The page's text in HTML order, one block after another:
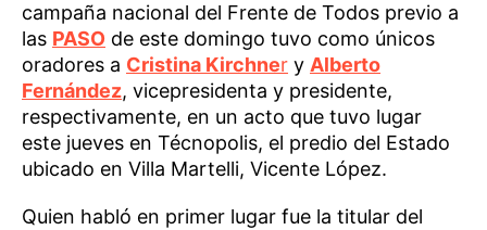
campaña nacional del Frente de Todos previo a
las PASO de este domingo tuvo como únicos
oradores a Cristina Kirchner y Alberto
Fernández, vicepresidenta y presidente,
respectivamente, en un acto que tuvo lugar
este jueves en Técnopolis, el predio del Estado
ubicado en Villa Martelli, Vicente López.
Quien habló en primer lugar fue la titular del